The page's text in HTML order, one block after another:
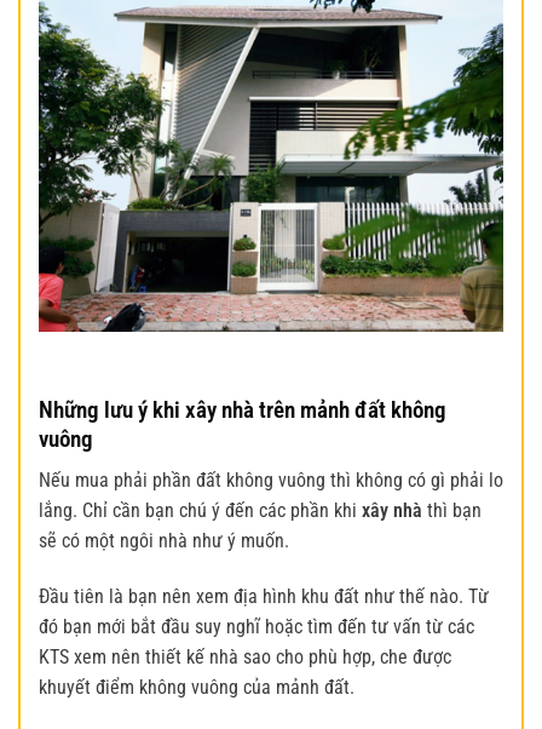
Những lưu ý khi xây nhà trên mảnh đất không
vuông
Nếu mua phải phần đất không vuông thì không có gì phải lo
lắng. Chỉ cần bạn chú ý đến các phần khi xây nhà thì bạn
sẽ có một ngôi nhà như ý muốn.
Đầu tiên là bạn nên xem địa hình khu đất như thế nào. Từ
đó bạn mới bắt đầu suy nghĩ hoặc tìm đến tư vấn từ các
KTS xem nên thiết kế nhà sao cho phù hợp, che được
khuyết điểm không vuông của mảnh đất.